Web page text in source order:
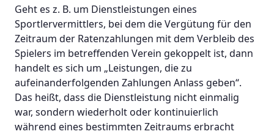
Geht es z. B. um Dienstleistungen eines
Sportlervermittlers, bei dem die Vergütung für den
Zeitraum der Ratenzahlungen mit dem Verbleib des
Spielers im betreffenden Verein gekoppelt ist, dann
handelt es sich um „Leistungen, die zu
aufeinanderfolgenden Zahlungen Anlass geben“.
Das heißt, dass die Dienstleistung nicht einmalig
war, sondern wiederholt oder kontinuierlich
während eines bestimmten Zeitraums erbracht